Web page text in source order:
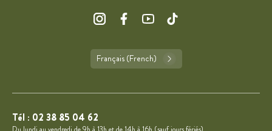
Français (French)
Tél : 02 38 85 04 62